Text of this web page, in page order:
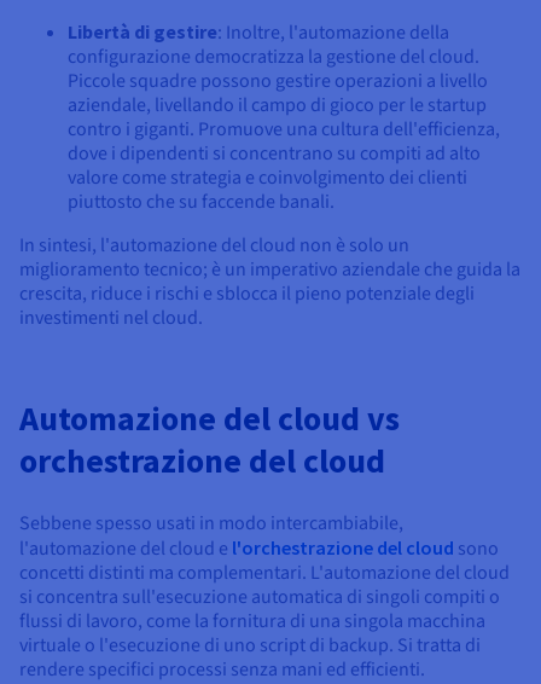
Libertà di gestire: Inoltre, l'automazione della
configurazione democratizza la gestione del cloud.
Piccole squadre possono gestire operazioni a livello
aziendale, livellando il campo di gioco per le startup
contro i giganti. Promuove una cultura dell'efficienza,
dove i dipendenti si concentrano su compiti ad alto
valore come strategia e coinvolgimento dei clienti
piuttosto che su faccende banali.
In sintesi, l'automazione del cloud non è solo un
miglioramento tecnico; è un imperativo aziendale che guida la
crescita, riduce i rischi e sblocca il pieno potenziale degli
investimenti nel cloud.
Automazione del cloud vs
orchestrazione del cloud
Sebbene spesso usati in modo intercambiabile,
l'automazione del cloud e l'orchestrazione del cloud sono
concetti distinti ma complementari. L'automazione del cloud
si concentra sull'esecuzione automatica di singoli compiti o
flussi di lavoro, come la fornitura di una singola macchina
virtuale o l'esecuzione di uno script di backup. Si tratta di
rendere specifici processi senza mani ed efficienti.